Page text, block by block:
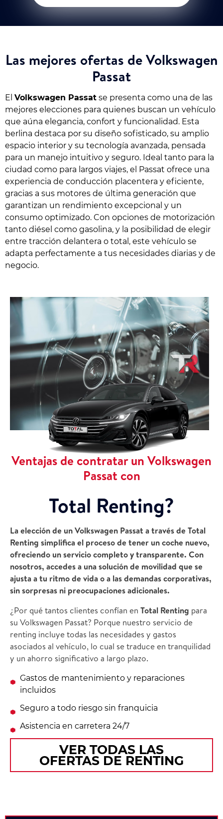
Las mejores ofertas de Volkswagen
Passat
El Volkswagen Passat se presenta como una de las
mejores elecciones para quienes buscan un vehículo
que aúna elegancia, confort y funcionalidad. Esta
berlina destaca por su diseño sofisticado, su amplio
espacio interior y su tecnología avanzada, pensada
para un manejo intuitivo y seguro. Ideal tanto para la
ciudad como para largos viajes, el Passat ofrece una
experiencia de conducción placentera y eficiente,
gracias a sus motores de última generación que
garantizan un rendimiento excepcional y un
consumo optimizado. Con opciones de motorización
tanto diésel como gasolina, y la posibilidad de elegir
entre tracción delantera o total, este vehículo se
adapta perfectamente a tus necesidades diarias y de
negocio.
Ventajas de contratar un Volkswagen
Passat con
Total Renting?
La elección de un Volkswagen Passat a través deTotal
Renting simplifica el proceso de tener un coche nuevo,
ofreciendo un servicio completo y transparente. Con
nosotros, accedes a una solución de movilidad que se
ajusta a tu ritmo de vida o a las demandas corporativas,
sin sorpresas ni preocupaciones adicionales.
¿Por qué tantos clientes confían en Total Renting para
su Volkswagen Passat? Porque nuestro servicio de
renting incluye todas las necesidades y gastos
asociados al vehículo, lo cual se traduce en tranquilidad
y un ahorro significativo a largo plazo.
Gastos de mantenimiento y reparaciones
incluidos
Seguro a todo riesgo sin franquicia
Asistencia en carretera 24/7
VER TODAS LAS
OFERTAS DE RENTING